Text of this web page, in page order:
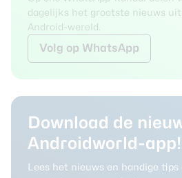
dagelijks het grootste nieuws uit
Android-wereld.
Volg op WhatsApp
Download de
Androidworld-app!
Lees het nieuws en handige tips